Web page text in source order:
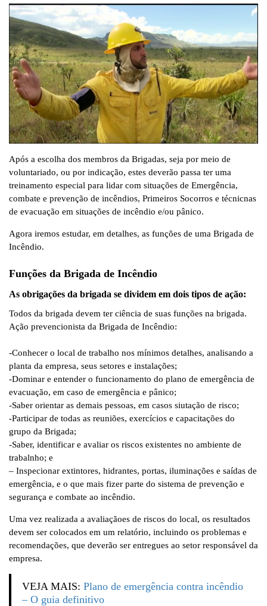
Após a escolha dos membros da Brigadas, seja por meio de
voluntariado, ou por indicação, estes deverão passa ter uma
treinamento especial para lidar com situações de Emergência,
combate e prevenção de incêndios, Primeiros Socorros e técnicnas
de evacuação em situações de incêndio e/ou pânico.
Agora iremos estudar, em detalhes, as funções de uma Brigada de
Incêndio.
Funções da Brigada de Incêndio
As obrigações da brigada se dividem em dois tipos de ação:
Todos da brigada devem ter ciência de suas funções na brigada.
Ação prevencionista da Brigada de Incêndio:
-Conhecer o local de trabalho nos mínimos detalhes, analisando a
planta da empresa, seus setores e instalações;
-Dominar e entender o funcionamento do plano de emergência de
evacuação, em caso de emergência e pânico;
-Saber orientar as demais pessoas, em casos siutação de risco;
-Participar de todas as reuniões, exercícios e capacitações do
grupo da Brigada;
-Saber, identificar e avaliar os riscos existentes no ambiente de
trabalnho; e
– Inspecionar extintores, hidrantes, portas, iluminações e saídas de
emergência, e o que mais fizer parte do sistema de prevenção e
segurança e combate ao incêndio.
Uma vez realizada a avaliaçãoes de riscos do local, os resultados
devem ser colocados em um relatório, incluindo os problemas e
recomendações, que deverão ser entregues ao setor responsável da
empresa.
VEJA MAIS: Plano de emergência contra incêndio
– O guia definitivo